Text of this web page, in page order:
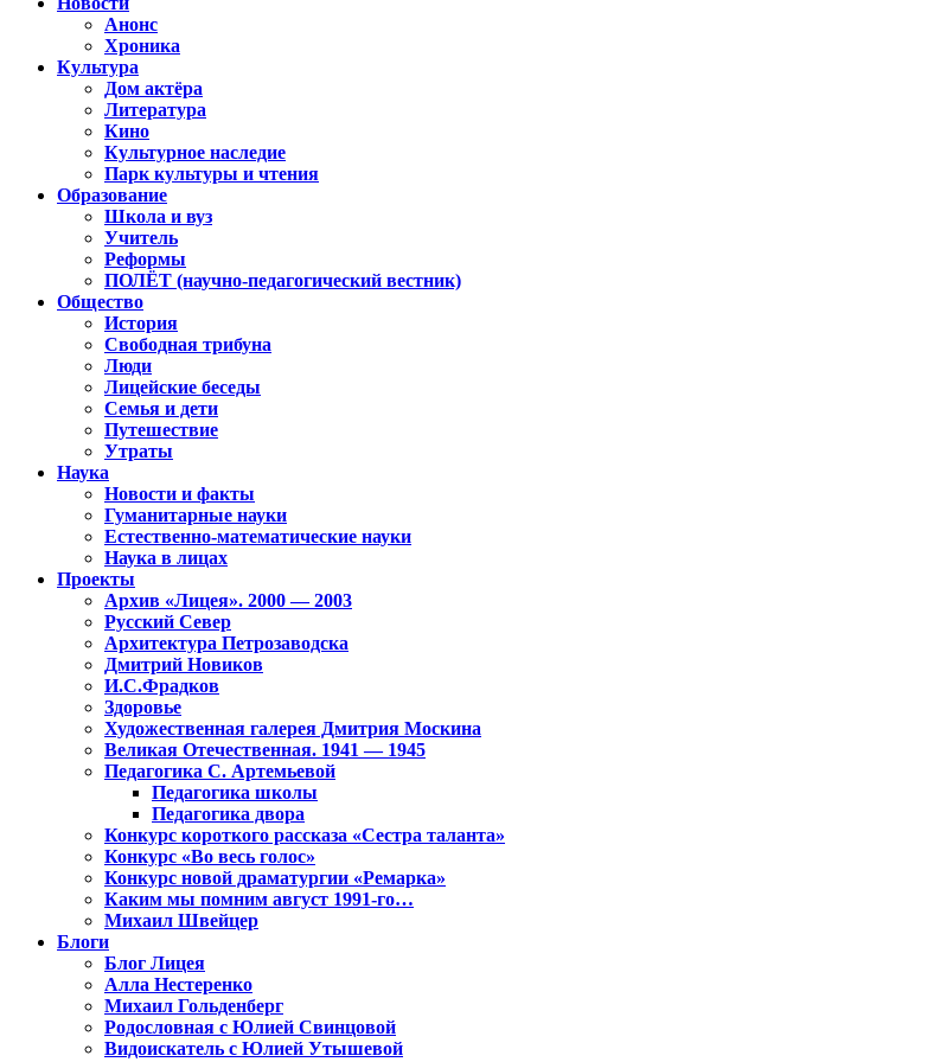
Анонс
Хроника
Культура
Дом актёра
Литература
Кино
Культурное наследие
Парк культуры и чтения
Образование
Школа и вуз
Учитель
Реформы
ПОЛЁТ (научно-педагогический вестник)
Общество
История
Свободная трибуна
Люди
Лицейские беседы
Семья и дети
Путешествие
Утраты
Наука
Новости и факты
Гуманитарные науки
Естественно-математические науки
Наука в лицах
Проекты
Архив «Лицея». 2000 — 2003
Русский Север
Архитектура Петрозаводска
Дмитрий Новиков
И.С.Фрадков
Здоровье
Художественная галерея Дмитрия Москина
Великая Отечественная. 1941 — 1945
Педагогика С. Артемьевой
Педагогика школы
Педагогика двора
Конкурс короткого рассказа «Сестра таланта»
Конкурс «Во весь голос»
Конкурс новой драматургии «Ремарка»
Каким мы помним август 1991-го…
Михаил Швейцер
Блоги
Блог Лицея
Алла Нестеренко
Михаил Гольденберг
Родословная с Юлией Свинцовой
Видоискатель с Юлией Утышевой